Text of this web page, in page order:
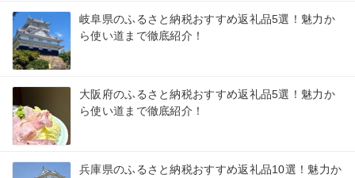
岐阜県のふるさと納税おすすめ返礼品5選！魅力か
ら使い道まで徹底紹介！
大阪府のふるさと納税おすすめ返礼品5選！魅力か
ら使い道まで徹底紹介！
兵庫県のふるさと納税おすすめ返礼品10選！魅力か